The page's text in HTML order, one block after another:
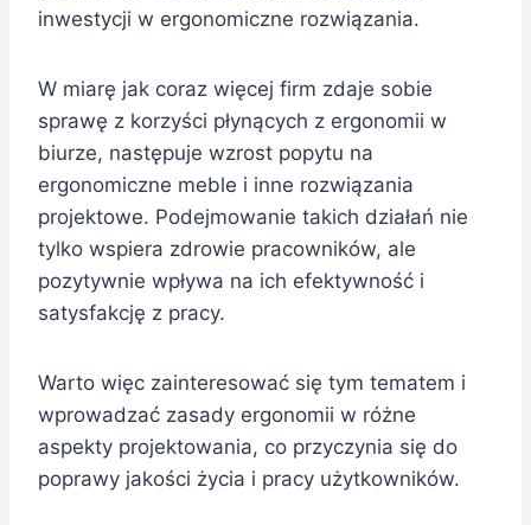
inwestycji w ergonomiczne rozwiązania.
W miarę jak coraz więcej firm zdaje sobie
sprawę z korzyści płynących z ergonomii w
biurze, następuje wzrost popytu na
ergonomiczne meble i inne rozwiązania
projektowe. Podejmowanie takich działań nie
tylko wspiera zdrowie pracowników, ale
pozytywnie wpływa na ich efektywność i
satysfakcję z pracy.
Warto więc zainteresować się tym tematem i
wprowadzać zasady ergonomii w różne
aspekty projektowania, co przyczynia się do
poprawy jakości życia i pracy użytkowników.